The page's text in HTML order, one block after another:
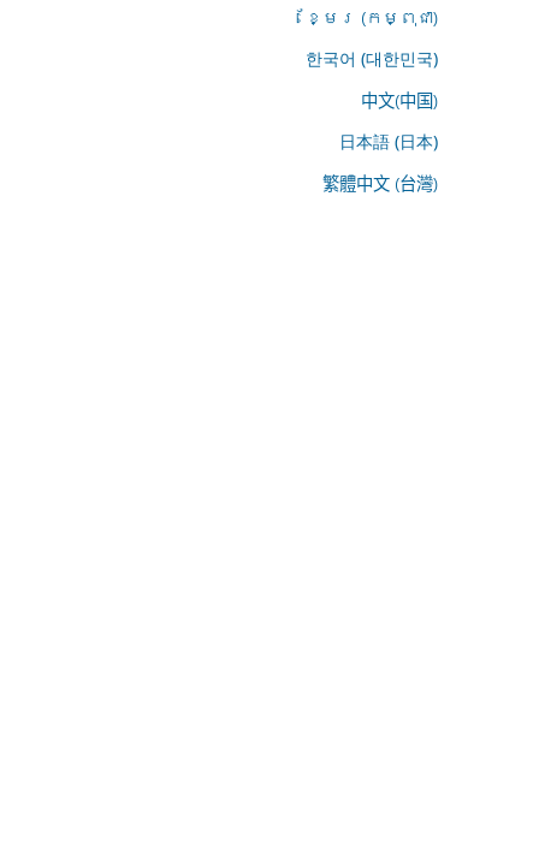
ខ្មែរ (កម្ពុជា)
한국어 (대한민국)
中文(中国)
日本語 (日本)
繁體中文 (台灣)